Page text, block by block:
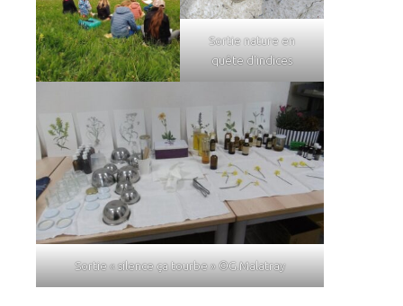
Sortie nature en
quête d’indices
Sortie « silence ça tourbe » ©G.Malatray